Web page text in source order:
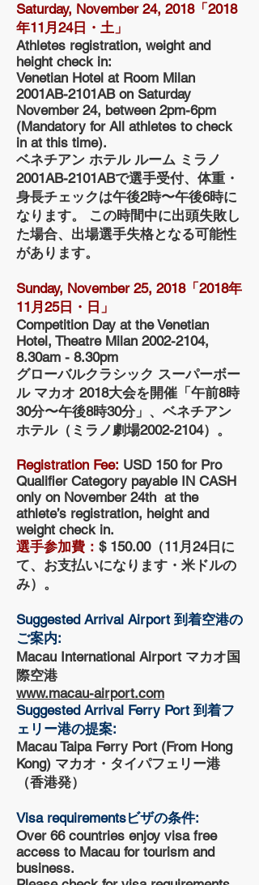
Saturday, November 24, 2018「2018
年11月24日・土」
Athletes registration, weight and
height check in:
Venetian Hotel at Room Milan
2001AB-2101AB on Saturday
November 24, between 2pm-6pm
(Mandatory for All athletes to check
in at this time).
ベネチアン ホテル ルーム ミラノ
2001AB-2101ABで選手受付、体重・
身長チェックは午後2時〜午後6時に
なります。 この時間中に出頭失敗し
た場合、出場選手失格となる可能性
があります。
Sunday, November 25, 2018「2018年
11月25日・日」
Competition Day at the Venetian
Hotel, Theatre Milan 2002-2104,
8.30am - 8.30pm
グローバルクラシック スーパーボー
ル マカオ 2018大会を開催「午前8時
30分〜午後8時30分」、ベネチアン
ホテル（ミラノ劇場2002-2104）。
Registration Fee: USD 150 for Pro
Qualifier Category payable IN CASH
only on November 24th at the
athlete’s registration, height and
weight check in.
選手参加費： $ 150.00（11月24日に
て、お支払いになります・米ドルの
み）。
Suggested Arrival Airport 到着空港の
ご案内:
Macau International Airport マカオ国
際空港
www.macau-airport.com
Suggested Arrival Ferry Port 到着フ
ェリー港の提案:
Macau Taipa Ferry Port (From Hong
Kong) マカオ・タイパフェリー港
（香港発）
Visa requirementsビザの条件:
Over 66 countries enjoy visa free
access to Macau for tourism and
business.